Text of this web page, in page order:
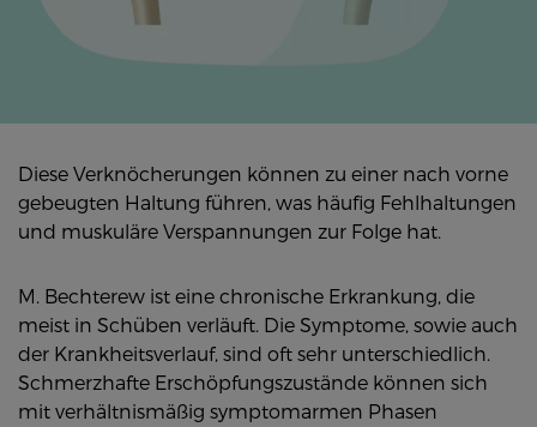
Diese Verknöcherungen können zu einer nach vorne
gebeugten Haltung führen, was häufig Fehlhaltungen
und muskuläre Verspannungen zur Folge hat.
M. Bechterew ist eine chronische Erkrankung, die
meist in Schüben verläuft. Die Symptome, sowie auch
der Krankheitsverlauf, sind oft sehr unterschiedlich.
Schmerzhafte Erschöpfungszustände können sich
mit verhältnismäßig symptomarmen Phasen